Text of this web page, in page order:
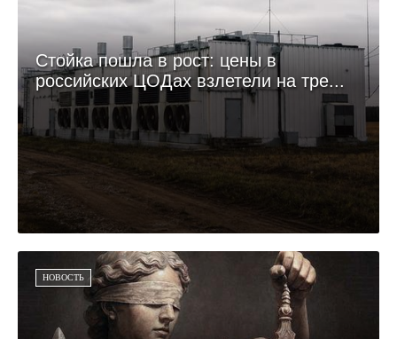
Стойка пошла в рост: цены в
российских ЦОДах взлетели на тре...
НОВОСТЬ